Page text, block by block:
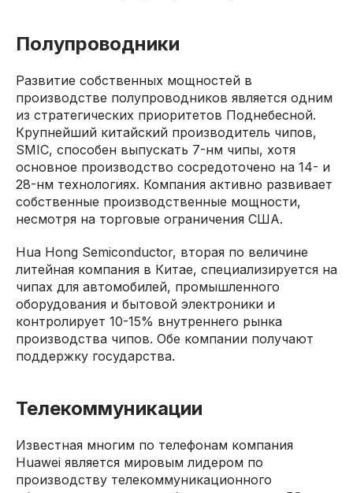
Полупроводники
Развитие собственных мощностей в
производстве полупроводников является одним
из стратегических приоритетов Поднебесной.
Крупнейший китайский производитель чипов,
SMIC, способен выпускать 7-нм чипы, хотя
основное производство сосредоточено на 14- и
28-нм технологиях. Компания активно развивает
собственные производственные мощности,
несмотря на торговые ограничения США.
Hua Hong Semiconductor, вторая по величине
литейная компания в Китае, специализируется на
чипах для автомобилей, промышленного
оборудования и бытовой электроники и
контролирует 10-15% внутреннего рынка
производства чипов. Обе компании получают
поддержку государства.
Телекоммуникации
Известная многим по телефонам компания
Huawei является мировым лидером по
производству телекоммуникационного